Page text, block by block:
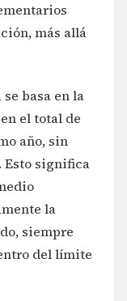
más allá
basa en la
el total de
año, sin
Esto significa
la
siempre
del límite